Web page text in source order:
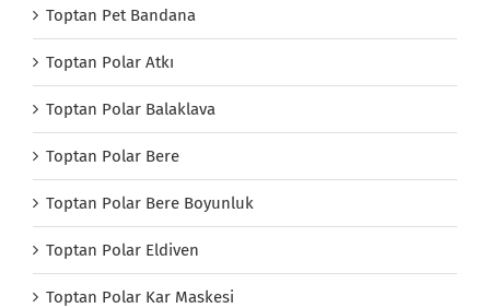
Toptan Pet Bandana
Toptan Polar Atkı
Toptan Polar Balaklava
Toptan Polar Bere
Toptan Polar Bere Boyunluk
Toptan Polar Eldiven
Toptan Polar Kar Maskesi